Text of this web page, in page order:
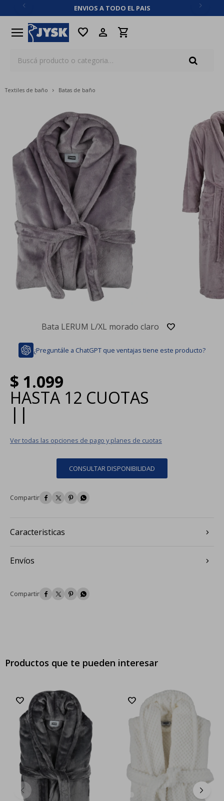
ENVIOS A TODO EL PAIS
menu favorite
Textiles de baño Batas de baño
Bata LERUM L/XL morado claro
¿Preguntále a ChatGPT que ventajas tiene este producto?
$ 1.099
HASTA 12 CUOTAS
| |
Ver todas las opciones de pago y planes de cuotas
CONSULTAR DISPONIBILIDAD
   
Caracteristicas
Envíos
   
Productos que te pueden interesar
close